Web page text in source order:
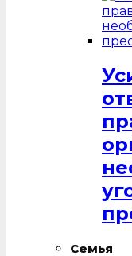
Семья